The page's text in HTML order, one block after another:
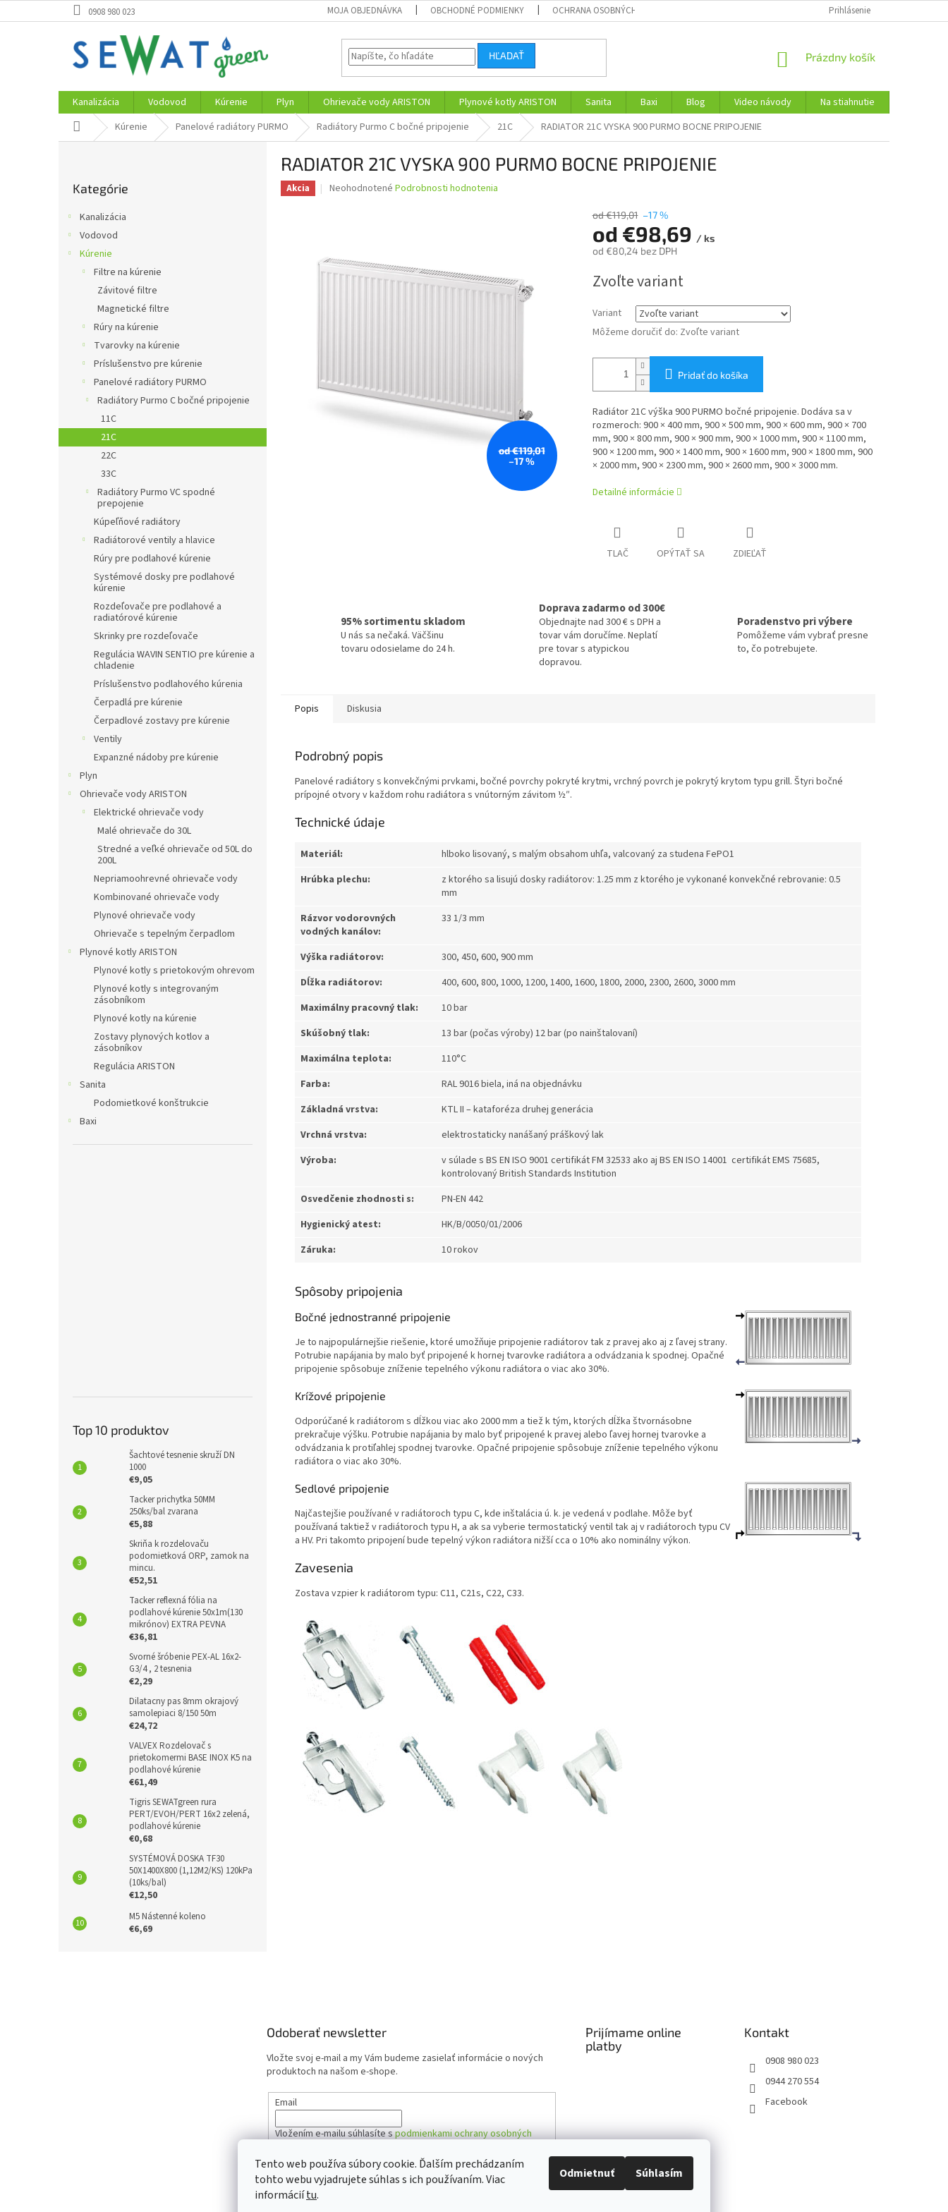
Tento web používa súbory cookie. Ďalším prechádzaním
tohto webu vyjadrujete súhlas s ich používaním. Viac
informáciítu.
Odmietnuť Súhlasím
na
0908 980 023 MOJA OBJEDNÁVKA OBCHODNÉ PODMIENKY OCHRANA OSOBNÝCH ÚDAJOV Prihlásenie
HĽADAŤ
NÁKUPNÝ
Prázdny košík
Kanalizácia Vodovod Kúrenie Plyn Ohrievače vody ARISTON Plynové kotly ARISTON Sanita Baxi Blog Video návody Na stiahnutie
DomovKúrenie Panelové radiátory PURMO Radiátory Purmo C bočné pripojenie 21C RADIATOR 21C VYSKA 900 PURMO BOCNE PRIPOJENIE
kategórie
Kategórie
Kanalizácia
Vodovod
Kúrenie
Filtre na kúrenie
Závitové filtre
Magnetické filtre
Rúry na kúrenie
Tvarovky na kúrenie
Príslušenstvo pre kúrenie
Panelové radiátory PURMO
Radiátory Purmo C bočné pripojenie
11C
21C
22C
33C
Radiátory Purmo VC spodné
prepojenie
Kúpeľňové radiátory
Radiátorové ventily a hlavice
Rúry pre podlahové kúrenie
Systémové dosky pre podlahové
kúrenie
Rozdeľovače pre podlahové a
radiatórové kúrenie
Skrinky pre rozdeľovače
Regulácia WAVIN SENTIO pre kúrenie a
chladenie
Príslušenstvo podlahového kúrenia
Čerpadlá pre kúrenie
Čerpadlové zostavy pre kúrenie
Ventily
Expanzné nádoby pre kúrenie
Plyn
Ohrievače vody ARISTON
Elektrické ohrievače vody
Malé ohrievače do 30L
Stredné a veľké ohrievače od 50L do
200L
Nepriamoohrevné ohrievače vody
Kombinované ohrievače vody
Plynové ohrievače vody
Ohrievače s tepelným čerpadlom
Plynové kotly ARISTON
Plynové kotly s prietokovým ohrevom
Plynové kotly s integrovaným
zásobníkom
Plynové kotly na kúrenie
Zostavy plynových kotlov a
zásobníkov
Regulácia ARISTON
Sanita
Podomietkové konštrukcie
Baxi
Top 10 produktov
Šachtové tesnenie skruží DN
1000
€9,05
Tacker prichytka 50MM
250ks/bal zvarana
€5,88
Skriňa k rozdelovaču
podomietková ORP, zamok na
mincu.
€52,51
Tacker reflexná fólia na
podlahové kúrenie 50x1m(130
mikrónov) EXTRA PEVNA
€36,81
Svorné šróbenie PEX-AL 16x2-
G3/4 , 2 tesnenia
€2,29
Dilatacny pas 8mm okrajový
samolepiaci 8/150 50m
€24,72
VALVEX Rozdelovač s
prietokomermi BASE INOX K5 na
podlahové kúrenie
€61,49
Tigris SEWATgreen rura
PERT/EVOH/PERT 16x2 zelená,
podlahové kúrenie
€0,68
SYSTÉMOVÁ DOSKA TF30
50X1400X800 (1,12M2/KS) 120kPa
(10ks/bal)
€12,50
M5 Nástenné koleno
€6,69
RADIATOR 21C VYSKA 900 PURMO BOCNE PRIPOJENIE
Akcia
Priemerné
5
hviezdičiek.
Neohodnotené Podrobnosti hodnotenia
od €119,01
–17 %
od €119,01 –17 %
od €98,69 / ks
od €80,24 bez DPH
cena:
Zvoľte variant
Variant
Môžeme doručiť do: Zvoľte variant
Pridať do košíka
Radiátor 21C výška 900 PURMO bočné pripojenie. Dodáva sa v
rozmeroch: 900 × 400 mm, 900 × 500 mm, 900 × 600 mm, 900 × 700
mm, 900 × 800 mm, 900 × 900 mm, 900 × 1000 mm, 900 × 1100 mm,
900 × 1200 mm, 900 × 1400 mm, 900 × 1600 mm, 900 × 1800 mm, 900
× 2000 mm, 900 × 2300 mm, 900 × 2600 mm, 900 × 3000 mm.
Detailné informácie
TLAČ OPÝTAŤ SA ZDIEĽAŤ
95% sortimentu skladom
U nás sa nečaká. Väčšinu
tovaru odosielame do 24 h.
Doprava zadarmo od 300€
Objednajte nad 300 € s DPH a
tovar vám doručíme. Neplatí
pre tovar s atypickou
dopravou.
Poradenstvo pri výbere
Pomôžeme vám vybrať presne
to, čo potrebujete.
Popis Diskusia
Podrobný popis
Panelové radiátory s konvekčnými prvkami, bočné povrchy pokryté krytmi, vrchný povrch je pokrytý krytom typu grill. Štyri bočné
prípojné otvory v každom rohu radiátora s vnútorným závitom ½″.
Technické údaje
Materiál:
hlboko lisovaný, s malým obsahom uhľa, valcovaný za studena FePO1
Hrúbka plechu:
z ktorého sa lisujú dosky radiátorov: 1.25 mm z ktorého je vykonané konvekčné rebrovanie: 0.5
mm
Rázvor vodorovných
vodných kanálov:
33 1/3 mm
Výška radiátorov:
300, 450, 600, 900 mm
Dĺžka radiátorov:
400, 600, 800, 1000, 1200, 1400, 1600, 1800, 2000, 2300, 2600, 3000 mm
Maximálny pracovný tlak:
10 bar
Skúšobný tlak:
13 bar (počas výroby) 12 bar (po nainštalovaní)
Maximálna teplota:
110°C
Farba:
RAL 9016 biela, iná na objednávku
Základná vrstva:
KTL II – kataforéza druhej generácia
Vrchná vrstva:
elektrostaticky nanášaný práškový lak
Výroba:
v súlade s BS EN ISO 9001 certifikát FM 32533 ako aj BS EN ISO 14001 certifikát EMS 75685,
kontrolovaný British Standards Institution
Osvedčenie zhodnosti s:
PN-EN 442
Hygienický atest:
HK/B/0050/01/2006
Záruka:
10 rokov
Spôsoby pripojenia
Bočné jednostranné pripojenie
Je to najpopulárnejšie riešenie, ktoré umožňuje pripojenie radiátorov tak z pravej ako aj z ľavej strany.
Potrubie napájania by malo byť pripojené k hornej tvarovke radiátora a odvádzania k spodnej. Opačné
pripojenie spôsobuje zníženie tepelného výkonu radiátora o viac ako 30%.
Krížové pripojenie
Odporúčané k radiátorom s dĺžkou viac ako 2000 mm a tiež k tým, ktorých dĺžka štvornásobne
prekračuje výšku. Potrubie napájania by malo byť pripojené k pravej alebo ľavej hornej tvarovke a
odvádzania k protiľahlej spodnej tvarovke. Opačné pripojenie spôsobuje zníženie tepelného výkonu
radiátora o viac ako 30%.
Sedlové pripojenie
Najčastejšie používané v radiátoroch typu C, kde inštalácia ú. k. je vedená v podlahe. Môže byť
používaná taktiež v radiátoroch typu H, a ak sa vyberie termostatický ventil tak aj v radiátoroch typu CV
a HV. Pri takomto pripojení bude tepelný výkon radiátora nižší cca o 10% ako nominálny výkon.
Zavesenia
Zostava vzpier k radiátorom typu: C11, C21s, C22, C33.
Odoberať newsletter
Vložte svoj e-mail a my Vám budeme zasielať informácie o nových
produktoch na našom e-shope.
Email
Vložením e-mailu súhlasíte spodmienkami ochrany osobných
PRIHLÁSIŤ SA
Prijímame online
platby
Kontakt
0908 980 023
0944 270 554
Facebook